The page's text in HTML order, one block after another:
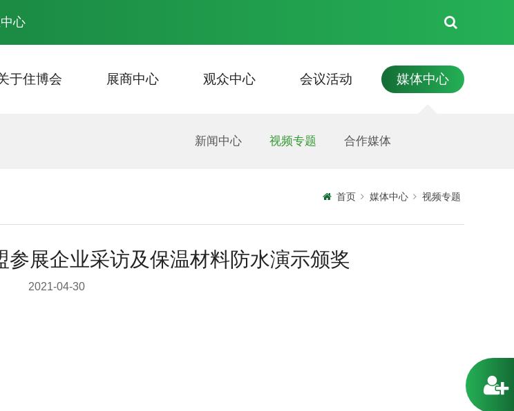
心
于住博会
联系我们
展商中心
参展费用 展商名录 展商须知
观众中心
交通住宿 资料下载
会议活动
开幕见面会 技术交流会 活动信息
媒体中心
新闻中心 视频专题 合作媒体
首页 媒体中心 视频专题
展企业采访及保温材料防水演示颁奖
2021-04-30